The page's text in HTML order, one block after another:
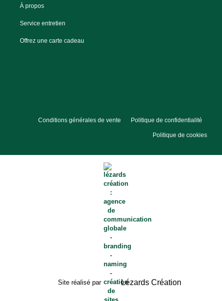
À propos
Service entretien
Offrez une carte cadeau
Conditions générales de vente Politique de confidentialité
Politique de cookies
Site réalisé par Lézards Création